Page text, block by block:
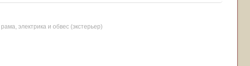
рама, электрика и обвес (экстерьер)